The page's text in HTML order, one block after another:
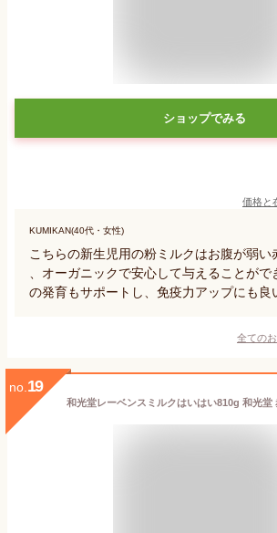
ショップでみる
価格と
KUMIKAN(40代・女性)
こちらの新生児用の粉ミルクはお腹が弱い
、オーガニックで安心して与えることが
の発育もサポートし、免疫力アップにも良
全ての
no. 19